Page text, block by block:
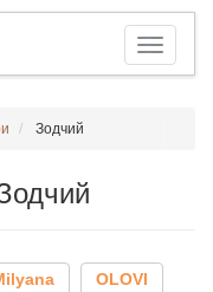
Зодчий
OLOVI